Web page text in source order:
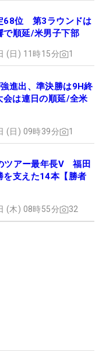
68位 第3ラウンドは
で順延/米男子下部
(日) 11時15分 1
進出、準決勝は9H終
は連日の順延/全米
(日) 09時39分 1
ツアー最年長V 福田
を支えた14本【勝者
(木) 08時55分 32